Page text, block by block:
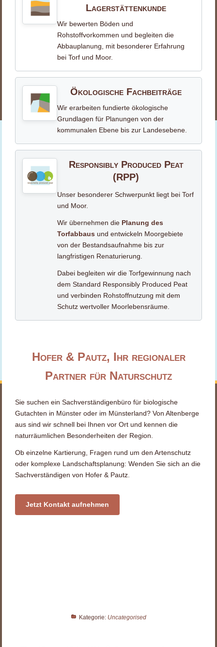
Lagerstättenkunde
Wir bewerten Böden und
Rohstoffvorkommen und begleiten die
Abbauplanung, mit besonderer Erfahrung
bei Torf und Moor.
Ökologische Fachbeiträge
Wir erarbeiten fundierte ökologische
Grundlagen für Planungen von der
kommunalen Ebene bis zur Landesebene.
Responsibly Produced Peat
(RPP)
Unser besonderer Schwerpunkt liegt bei Torf
und Moor.
Wir übernehmen die Planung des
Torfabbaus und entwickeln Moorgebiete
von der Bestandsaufnahme bis zur
langfristigen Renaturierung.
Dabei begleiten wir die Torfgewinnung nach
dem Standard Responsibly Produced Peat
und verbinden Rohstoffnutzung mit dem
Schutz wertvoller Moorlebensräume.
Hofer & Pautz, Ihr regionaler
Partner für Naturschutz
Sie suchen ein Sachverständigenbüro für biologische
Gutachten in Münster oder im Münsterland? Von Altenberge
aus sind wir schnell bei Ihnen vor Ort und kennen die
naturräumlichen Besonderheiten der Region.
Ob einzelne Kartierung, Fragen rund um den Artenschutz
oder komplexe Landschaftsplanung: Wenden Sie sich an die
Sachverständigen von Hofer & Pautz.
Jetzt Kontakt aufnehmen
Kategorie: Uncategorised